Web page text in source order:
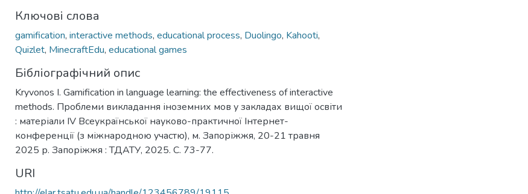
Ключові слова
gamification, interactive methods, educational process, Duolingo, Kahooti,
Quizlet, MinecraftEdu, educational games
Бібліографічний опис
Kryvonos I. Gamification in language learning: the effectiveness of interactive
methods. Проблеми викладання іноземних мов у закладах вищої освіти
: матеріали ІV Всеукраїнської науково-практичної Інтернет-
конференції (з міжнародною участю), м. Запоріжжя, 20-21 травня
2025 р. Запоріжжя : ТДАТУ, 2025. С. 73-77.
URI